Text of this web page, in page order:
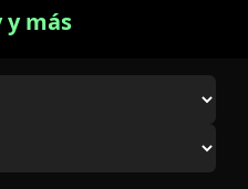
y más